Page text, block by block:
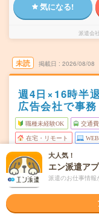
気になる!
派遣会社
未読 掲載日 2026/08/08
週4日×16時半
広告会社で事務
職種未経験OK 交通
在宅・リモート
勤務地
福岡市中央
天神駅から
日～5日勤
大人気！
エン派遣ア
派遣のお仕事情報